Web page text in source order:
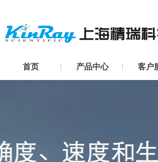
首页 产品中心 客户